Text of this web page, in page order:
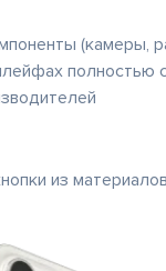
(камеры,
полностью
из